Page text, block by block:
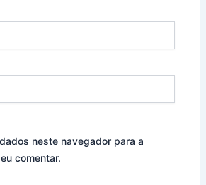
neste navegador para a
comentar.